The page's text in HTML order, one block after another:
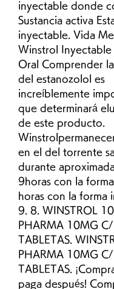
inyectable donde
Sustancia activa
inyectable. Vida
Winstrol Inyectable
Oral Comprender
del estanozolol es
increíblemente
que determinará
de este producto.
en el del torrente
durante
9horas con la
horas con la forma
9. 8. WINSTROL
PHARMA 10MG
TABLETAS.
PHARMA 10MG
TABLETAS.
paga después!